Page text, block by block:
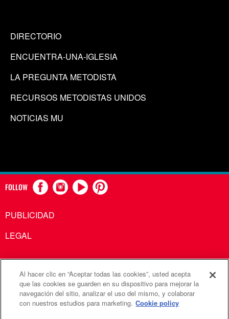
DIRECTORIO
ENCUENTRA-UNA-IGLESIA
LA PREGUNTA METODISTA
RECURSOS METODISTAS UNIDOS
NOTICIAS MU
FOLLOW
PUBLICIDAD
LEGAL
Comunicaciones Metodistas Unidas es una agencia de la
Iglesia Metodista Unida
©2026Comunicaciones Metodistas Unidas. Reservados
Al hacer clic en “Aceptar todas las cookies”, usted acepta
que las cookies se guarden en su dispositivo para mejorar la
navegación del sitio, analizar el uso del mismo, y colaborar
con nuestros estudios para marketing. Cookie policy